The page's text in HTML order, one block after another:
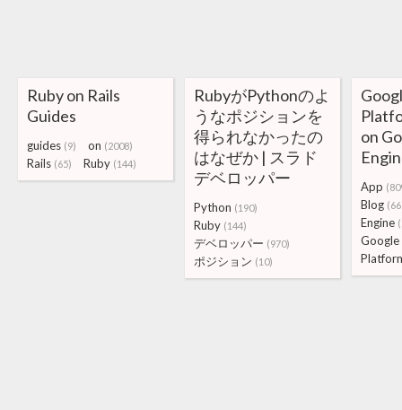
Ruby on Rails
Guides
guides (9) on (2008)
Rails (65) Ruby (144)
RubyがPythonのよ
うなポジションを
得られなかったの
はなぜか | スラド
デベロッパー
Python (190)
Ruby (144)
デベロッパー (970)
ポジション (10)
on
App
Blog
Engine
Google